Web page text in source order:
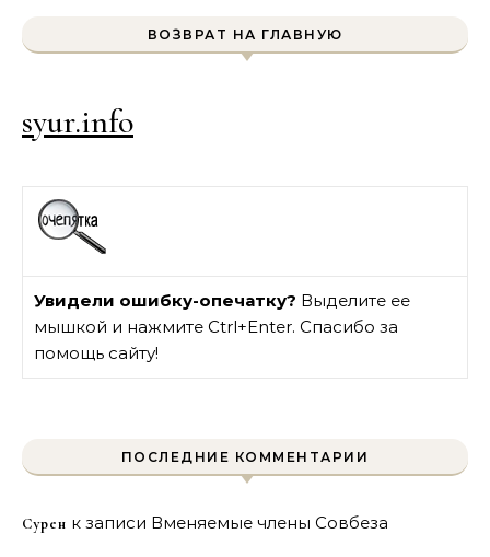
ВОЗВРАТ НА ГЛАВНУЮ
syur.info
Увидели ошибку-опечатку? Выделите ее
мышкой и нажмите Ctrl+Enter. Спасибо за
помощь сайту!
ПОСЛЕДНИЕ КОММЕНТАРИИ
Сурен к записи Вменяемые члены Совбеза